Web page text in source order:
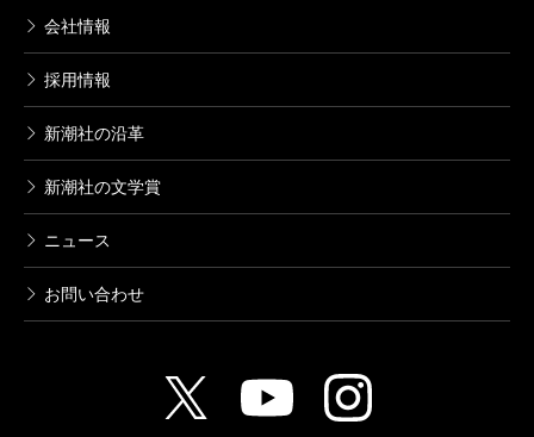
会社情報
採用情報
新潮社の沿革
新潮社の文学賞
ニュース
お問い合わせ